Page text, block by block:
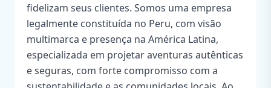
fidelizam seus clientes. Somos uma empresa
legalmente constituída no Peru, com visão
multimarca e presença na América Latina,
especializada em projetar aventuras autênticas
e seguras, com forte compromisso com a